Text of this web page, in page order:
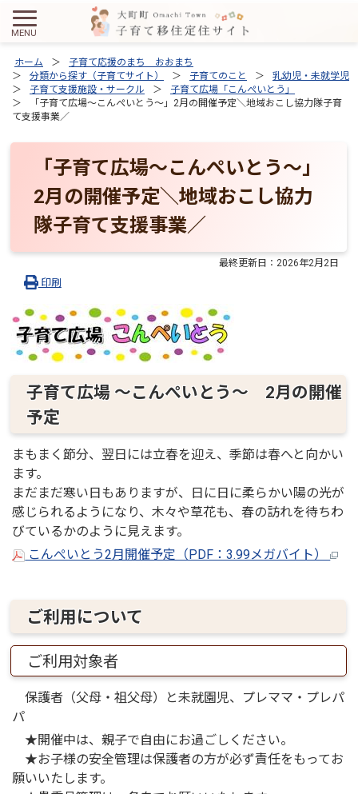
ホーム
子育て応援のまち おおまち
分類から探す（子育てサイト）
子育てのこと
乳幼児・未就学児
子育て支援施設・サークル
子育て広場「こんぺいとう」
「子育て広場～こんぺいとう～」2月の開催予定＼地域おこし協力隊子育
て支援事業／
「子育て広場～こんぺいとう～」
2月の開催予定＼地域おこし協力
隊子育て支援事業／
最終更新日： 2026年2月2日
印刷
子育て広場 ～こんぺいとう～ 2月の開催
予定
まもまく節分、翌日には立春を迎え、季節は春へと向かい
ます。
まだまだ寒い日もありますが、日に日に柔らかい陽の光が
感じられるようになり、木々や草花も、春の訪れを待ちわ
びているかのように見えます。
こんぺいとう2月開催予定（PDF：3.99メガバイト）
ご利用について
ご利用対象者
保護者（父母・祖父母）と未就園児、プレママ・プレパ
パ
★開催中は、親子で自由にお過ごしください。
★お子様の安全管理は保護者の方が必ず責任をもってお
願いいたします。